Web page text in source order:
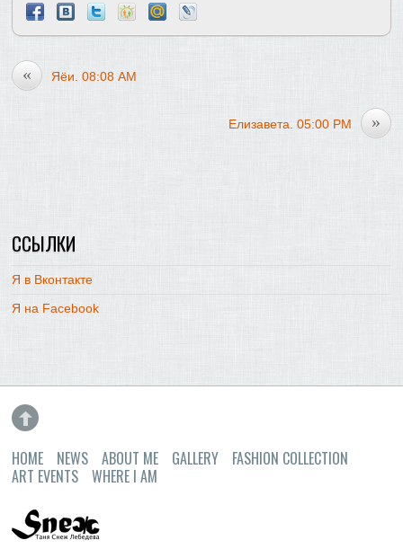
« Яёи. 08:08 AM
»
Елизавета. 05:00 PM
ССЫЛКИ
Я в Вконтакте
Я на Facebook
HOME NEWS ABOUT ME GALLERY
FASHION COLLECTION
ART EVENTS
WHERE I AM